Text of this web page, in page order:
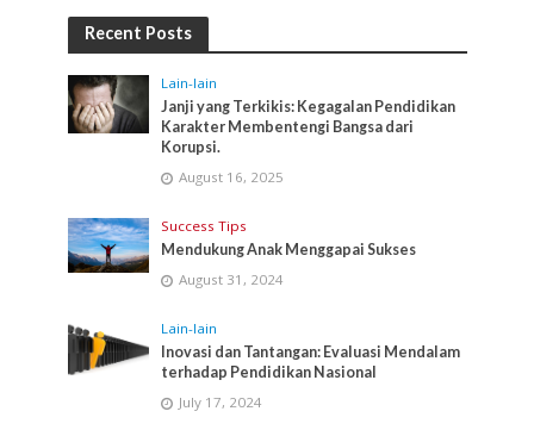
Recent Posts
Lain-lain
Janji yang Terkikis: Kegagalan Pendidikan
Karakter Membentengi Bangsa dari
Korupsi.
August 16, 2025
Success Tips
Mendukung Anak Menggapai Sukses
August 31, 2024
Lain-lain
Inovasi dan Tantangan: Evaluasi Mendalam
terhadap Pendidikan Nasional
July 17, 2024